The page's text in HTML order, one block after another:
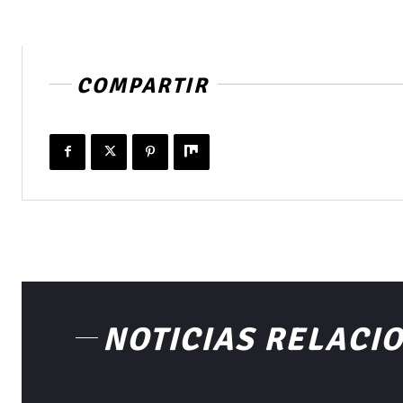
COMPARTIR
NOTICIAS